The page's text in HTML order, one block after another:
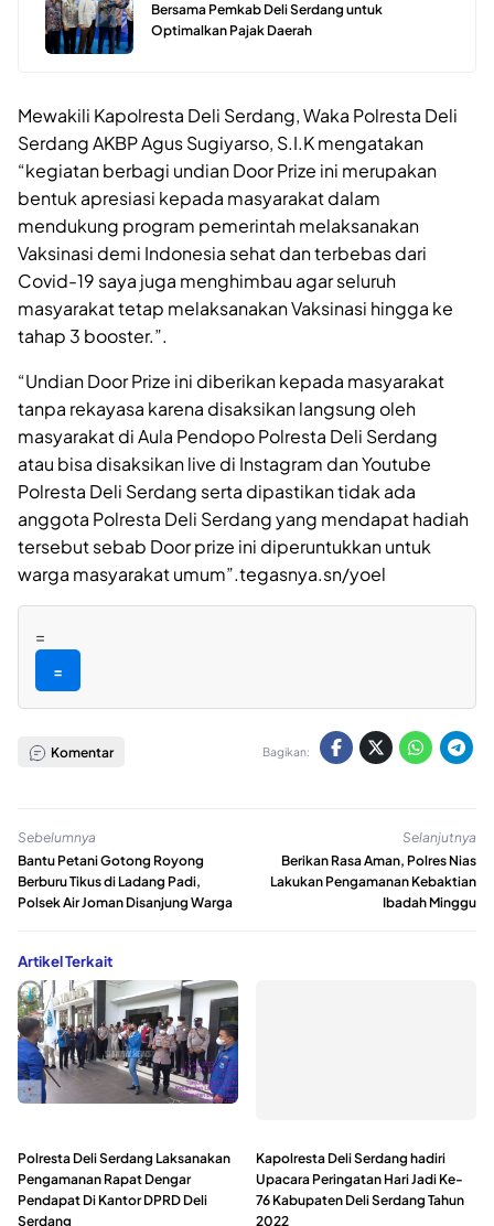
Bersama Pemkab Deli Serdang untuk
Optimalkan Pajak Daerah
Mewakili Kapolresta Deli Serdang, Waka Polresta Deli
Serdang AKBP Agus Sugiyarso, S.I.K mengatakan
“kegiatan berbagi undian Door Prize ini merupakan
bentuk apresiasi kepada masyarakat dalam
mendukung program pemerintah melaksanakan
Vaksinasi demi Indonesia sehat dan terbebas dari
Covid-19 saya juga menghimbau agar seluruh
masyarakat tetap melaksanakan Vaksinasi hingga ke
tahap 3 booster.”.
“Undian Door Prize ini diberikan kepada masyarakat
tanpa rekayasa karena disaksikan langsung oleh
masyarakat di Aula Pendopo Polresta Deli Serdang
atau bisa disaksikan live di Instagram dan Youtube
Polresta Deli Serdang serta dipastikan tidak ada
anggota Polresta Deli Serdang yang mendapat hadiah
tersebut sebab Door prize ini diperuntukkan untuk
warga masyarakat umum”.tegasnya.sn/yoel
=
=
Komentar Bagikan:
Sebelumnya
Bantu Petani Gotong Royong
Berburu Tikus di Ladang Padi,
Polsek Air Joman Disanjung Warga
Selanjutnya
Berikan Rasa Aman, Polres Nias
Lakukan Pengamanan Kebaktian
Ibadah Minggu
Artikel Terkait
Polresta Deli Serdang Laksanakan
Pengamanan Rapat Dengar
Pendapat Di Kantor DPRD Deli
Serdang
Kapolresta Deli Serdang hadiri
Upacara Peringatan Hari Jadi Ke-
76 Kabupaten Deli Serdang Tahun
2022